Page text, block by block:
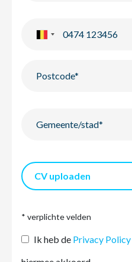
CV uploaden
* verplichte velden
Ik heb de Privacy Policy